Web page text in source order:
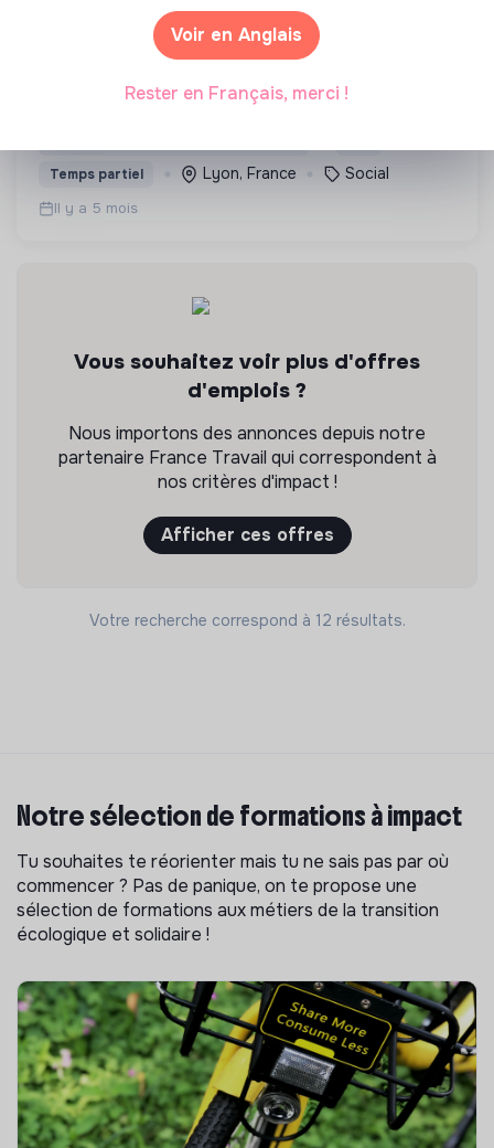
sociale et familiale
Notre mission est de proposer un
accompagnement en appartement à de jeunes
Temps partiel
Lyon, France Social
Il y a 5 mois
Vous souhaitez voir plus d'offres
d'emplois ?
Nous importons des annonces depuis notre
partenaire France Travail qui correspondent à
nos critères d'impact !
Afficher ces offres
Votre recherche correspond à 12 résultats.
Notre sélection de formations à impact
Tu souhaites te réorienter mais tu ne sais pas par où
commencer ? Pas de panique, on te propose une
sélection de formations aux métiers de la transition
écologique et solidaire !
Voir en Anglais
Rester en Français, merci !